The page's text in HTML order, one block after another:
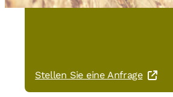
Stellen Sie eine Anfrage